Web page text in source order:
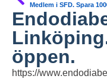
Medlem i SFD. Spara
öppen.
https://